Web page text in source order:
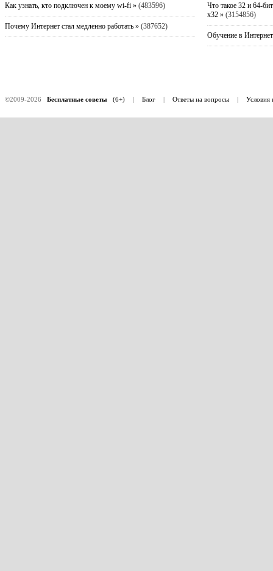
Как узнать, кто подключен к моему wi-fi »(483596)
Почему Интернет стал медленно работать »(387652)
Что такое 32 и 64-
x32 »(3154856)
Обучение в
©2009-2026 Бесплатные советы(6+) | Блог | Ответы на вопросы | Условия